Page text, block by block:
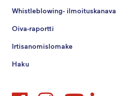
Whistleblowing- ilmoituskanava
Oiva-raportti
Irtisanomislomake
Haku